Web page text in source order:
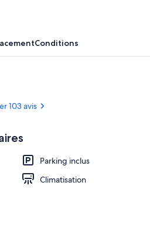
Enceinte de l’hébergement
Conditions
103 avis
Parking inclus
Climatisation